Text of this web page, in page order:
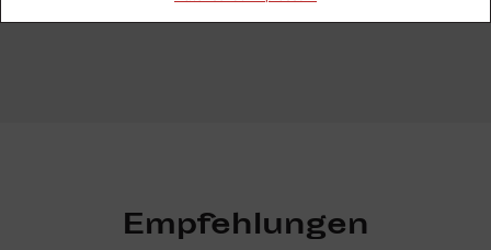
Empfehlungen